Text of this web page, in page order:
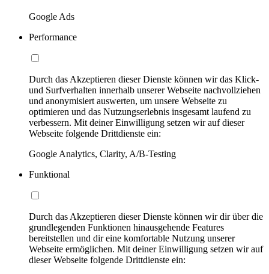
Google Ads
Performance
Durch das Akzeptieren dieser Dienste können wir das Klick-
und Surfverhalten innerhalb unserer Webseite nachvollziehen
und anonymisiert auswerten, um unsere Webseite zu
optimieren und das Nutzungserlebnis insgesamt laufend zu
verbessern. Mit deiner Einwilligung setzen wir auf dieser
Webseite folgende Drittdienste ein:
Google Analytics, Clarity, A/B-Testing
Funktional
Durch das Akzeptieren dieser Dienste können wir dir über die
grundlegenden Funktionen hinausgehende Features
bereitstellen und dir eine komfortable Nutzung unserer
Webseite ermöglichen. Mit deiner Einwilligung setzen wir auf
dieser Webseite folgende Drittdienste ein: